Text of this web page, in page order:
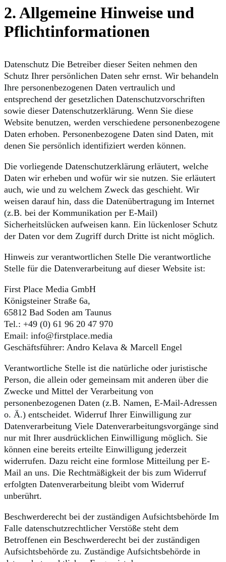
2. Allgemeine Hinweise und
Pflichtinformationen
Datenschutz Die Betreiber dieser Seiten nehmen den
Schutz Ihrer persönlichen Daten sehr ernst. Wir behandeln
Ihre personenbezogenen Daten vertraulich und
entsprechend der gesetzlichen Datenschutzvorschriften
sowie dieser Datenschutzerklärung. Wenn Sie diese
Website benutzen, werden verschiedene personenbezogene
Daten erhoben. Personenbezogene Daten sind Daten, mit
denen Sie persönlich identifiziert werden können.
Die vorliegende Datenschutzerklärung erläutert, welche
Daten wir erheben und wofür wir sie nutzen. Sie erläutert
auch, wie und zu welchem Zweck das geschieht. Wir
weisen darauf hin, dass die Datenübertragung im Internet
(z.B. bei der Kommunikation per E-Mail)
Sicherheitslücken aufweisen kann. Ein lückenloser Schutz
der Daten vor dem Zugriff durch Dritte ist nicht möglich.
Hinweis zur verantwortlichen Stelle Die verantwortliche
Stelle für die Datenverarbeitung auf dieser Website ist:
First Place Media GmbH
Königsteiner Straße 6a,
65812 Bad Soden am Taunus
Tel.: +49 (0) 61 96 20 47 970
Email: info@firstplace.media
Geschäftsführer: Andro Kelava & Marcell Engel
Verantwortliche Stelle ist die natürliche oder juristische
Person, die allein oder gemeinsam mit anderen über die
Zwecke und Mittel der Verarbeitung von
personenbezogenen Daten (z.B. Namen, E-Mail-Adressen
o. Ä.) entscheidet. Widerruf Ihrer Einwilligung zur
Datenverarbeitung Viele Datenverarbeitungsvorgänge sind
nur mit Ihrer ausdrücklichen Einwilligung möglich. Sie
können eine bereits erteilte Einwilligung jederzeit
widerrufen. Dazu reicht eine formlose Mitteilung per E-
Mail an uns. Die Rechtmäßigkeit der bis zum Widerruf
erfolgten Datenverarbeitung bleibt vom Widerruf
unberührt.
Beschwerderecht bei der zuständigen Aufsichtsbehörde Im
Falle datenschutzrechtlicher Verstöße steht dem
Betroffenen ein Beschwerderecht bei der zuständigen
Aufsichtsbehörde zu. Zuständige Aufsichtsbehörde in